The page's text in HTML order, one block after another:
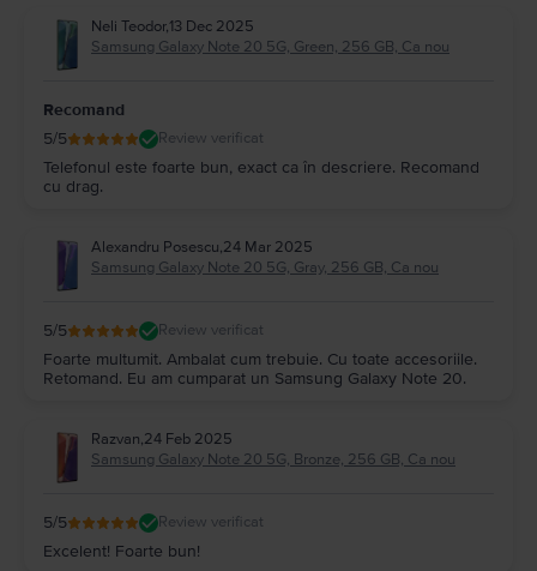
Neli Teodor,13 Dec 2025
Samsung Galaxy Note 20 5G, Green, 256 GB, Ca nou
Recomand
5/5 Review verificat
Telefonul este foarte bun, exact ca în descriere. Recomand
cu drag.
Alexandru Posescu,24 Mar 2025
Samsung Galaxy Note 20 5G, Gray, 256 GB, Ca nou
5/5 Review verificat
Foarte multumit. Ambalat cum trebuie. Cu toate accesoriile.
Retomand. Eu am cumparat un Samsung Galaxy Note 20.
Razvan,24 Feb 2025
Samsung Galaxy Note 20 5G, Bronze, 256 GB, Ca nou
5/5 Review verificat
Excelent! Foarte bun!